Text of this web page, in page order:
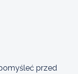
przed